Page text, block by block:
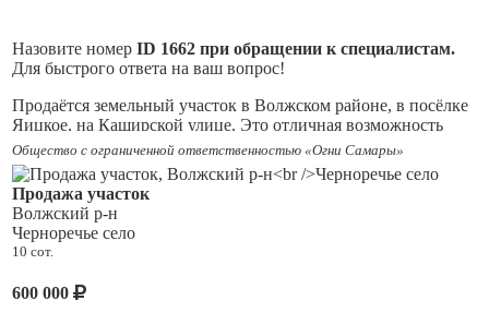
Назовите номер ID 1662 при обращении к специалистам.
Для быстрого ответа на ваш вопрос!
Продаётся земельный участок в Волжском районе, в посёлке
Яицкое, на Каширской улице. Это отличная возможность
стать обладателем уютного уголка земли для строительства
дома Площадь участка составляет 7,5 соток, что позволяет
реализовать самые разнообразные планы. На участке есть
скважина, канализация, проведен свет, фундамент на 120
квм. Для удобства покупателей предусмотрена возможность
приобретения в ипотеку. Это место, где можно воплотить
мечты о собственном доме или создать прекрасный сад.
Чистый воздух, спокойная обстановка и близость к природе
сделают вашу жизнь более гармоничной и счастливой. Не
Общество с ограниченной ответственностью «Огни Самары»
Продажа участок
Волжский р-н
Черноречье село
10 сот.
600 000